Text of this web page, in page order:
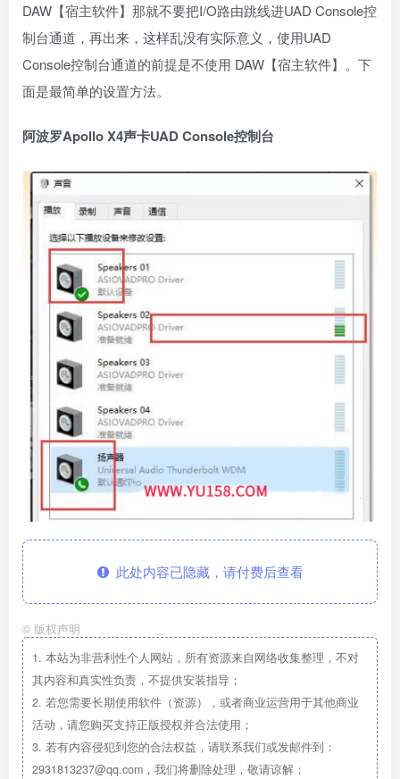
DAW【宿主软件】那就不要把I/O路由跳线进UAD Console控
制台通道，再出来，这样乱没有实际意义，使用UAD
Console控制台通道的前提是不使用 DAW【宿主软件】。下
面是最简单的设置方法。
阿波罗Apollo X4声卡UAD Console控制台
此处内容已隐藏，请付费后查看
© 版权声明
1. 本站为非营利性个人网站，所有资源来自网络收集整理，不对
其内容和真实性负责，不提供安装指导；
2. 若您需要长期使用软件（资源），或者商业运营用于其他商业
活动，请您购买支持正版授权并合法使用；
3. 若有内容侵犯到您的合法权益，请联系我们或发邮件到：
2931813237@qq.com，我们将删除处理，敬请谅解；